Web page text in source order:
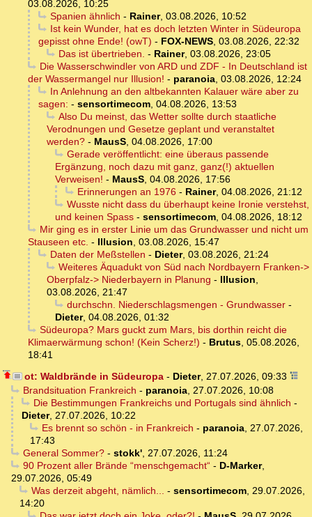
03.08.2026, 10:25
Spanien ähnlich - Rainer, 03.08.2026, 10:52
Ist kein Wunder, hat es doch letzten Winter in Südeuropa
gepisst ohne Ende! (owT) - FOX-NEWS, 03.08.2026, 22:32
Das ist übertrieben. - Rainer, 03.08.2026, 23:05
Die Wasserschwindler von ARD und ZDF - In Deutschland ist
der Wassermangel nur Illusion! - paranoia, 03.08.2026, 12:24
In Anlehnung an den altbekannten Kalauer wäre aber zu
sagen: - sensortimecom, 04.08.2026, 13:53
Also Du meinst, das Wetter sollte durch staatliche
Verodnungen und Gesetze geplant und veranstaltet
werden? - MausS, 04.08.2026, 17:00
Gerade veröffentlicht: eine überaus passende
Ergänzung, noch dazu mit ganz, ganz(!) aktuellen
Verweisen! - MausS, 04.08.2026, 17:56
Erinnerungen an 1976- Rainer, 04.08.2026, 21:12
Wusste nicht dass du überhaupt keine Ironie verstehst,
und keinen Spass - sensortimecom, 04.08.2026, 18:12
Mir ging es in erster Linie um das Grundwasser und nicht um
Stauseen etc. - Illusion, 03.08.2026, 15:47
Daten der Meßstellen - Dieter, 03.08.2026, 21:24
Weiteres Äquadukt von Süd nach Nordbayern Franken->
Oberpfalz-> Niederbayern in Planung - Illusion,
03.08.2026, 21:47
durchschn. Niederschlagsmengen - Grundwasser-
Dieter, 04.08.2026, 01:32
Südeuropa? Mars guckt zum Mars, bis dorthin reicht die
Klimaerwärmung schon! (Kein Scherz!) - Brutus, 05.08.2026,
18:41
ot: Waldbrände in Südeuropa- Dieter, 27.07.2026, 09:33
Brandsituation Frankreich - paranoia, 27.07.2026, 10:08
Die Bestimmungen Frankreichs und Portugals sind ähnlich -
Dieter, 27.07.2026, 10:22
Es brennt so schön - in Frankreich - paranoia, 27.07.2026,
17:43
General Sommer?- stokk', 27.07.2026, 11:24
90 Prozent aller Brände “menschgemacht“- D-Marker,
29.07.2026, 05:49
Was derzeit abgeht, nämlich... - sensortimecom, 29.07.2026,
14:20